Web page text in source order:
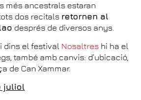
més ancestrals estaran
dos recitals retornen al
després de diversos anys.
dins el festival Nosaltres hi ha el
també amb canvis: d’ubicació,
de Can Xammar.
juliol